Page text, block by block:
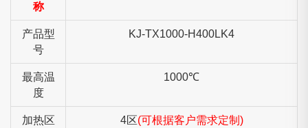
称
产品型
号
KJ-TX1000-H400LK4
最高温
度
1000℃
加热区
4区(可根据客户需求定制)